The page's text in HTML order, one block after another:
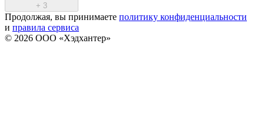
+ 3
Продолжая, вы принимаете политику конфиденциальности
и правила сервиса
© 2026 ООО «Хэдхантер»